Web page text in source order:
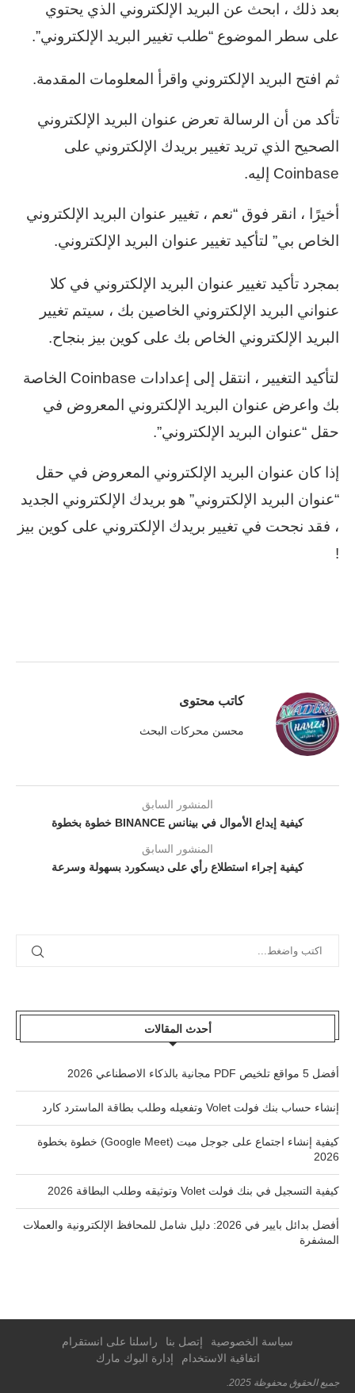
بعد ذلك ، ابحث عن البريد الإلكتروني الذي يحتوي
على سطر الموضوع “طلب تغيير البريد الإلكتروني”.
ثم افتح البريد الإلكتروني واقرأ المعلومات المقدمة.
تأكد من أن الرسالة تعرض عنوان البريد الإلكتروني
الصحيح الذي تريد تغيير بريدك الإلكتروني على
Coinbase إليه.
أخيرًا ، انقر فوق “نعم ، تغيير عنوان البريد الإلكتروني
الخاص بي” لتأكيد تغيير عنوان البريد الإلكتروني.
بمجرد تأكيد تغيير عنوان البريد الإلكتروني في كلا
عنواني البريد الإلكتروني الخاصين بك ، سيتم تغيير
البريد الإلكتروني الخاص بك على كوين بيز بنجاح.
لتأكيد التغيير ، انتقل إلى إعدادات Coinbase الخاصة
بك واعرض عنوان البريد الإلكتروني المعروض في
حقل “عنوان البريد الإلكتروني”.
إذا كان عنوان البريد الإلكتروني المعروض في حقل
“عنوان البريد الإلكتروني” هو بريدك الإلكتروني الجديد
، فقد نجحت في تغيير بريدك الإلكتروني على كوين بيز
!
كاتب محتوى
محسن محركات البحث
المنشور السابق
كيفية إيداع الأموال في بينانس BINANCE خطوة بخطوة
المنشور السابق
كيفية إجراء استطلاع رأي على ديسكورد بسهولة وسرعة
أحدث المقالات
أفضل 5 مواقع تلخيص PDF مجانية بالذكاء الاصطناعي 2026
إنشاء حساب بنك فولت Volet وتفعيله وطلب بطاقة الماسترد كارد
كيفية إنشاء اجتماع على جوجل ميت (Google Meet) خطوة بخطوة
2026
كيفية التسجيل في بنك فولت Volet وتوثيقه وطلب البطاقة 2026
أفضل بدائل بايير في 2026: دليل شامل للمحافظ الإلكترونية والعملات
المشفرة
سياسة الخصوصية إتصل بنا
راسلنا على انستقرام
اتفاقية الاستخدام
إدارة البوك مارك
جميع الحقوق محفوظة 2025.